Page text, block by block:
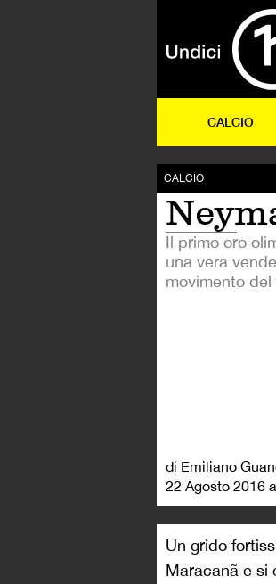
CALCIO
CALCIO
Il primo oro
una vera
movimento
di Emiliano
22 Agosto 2016
Un grido
Maracanã e si